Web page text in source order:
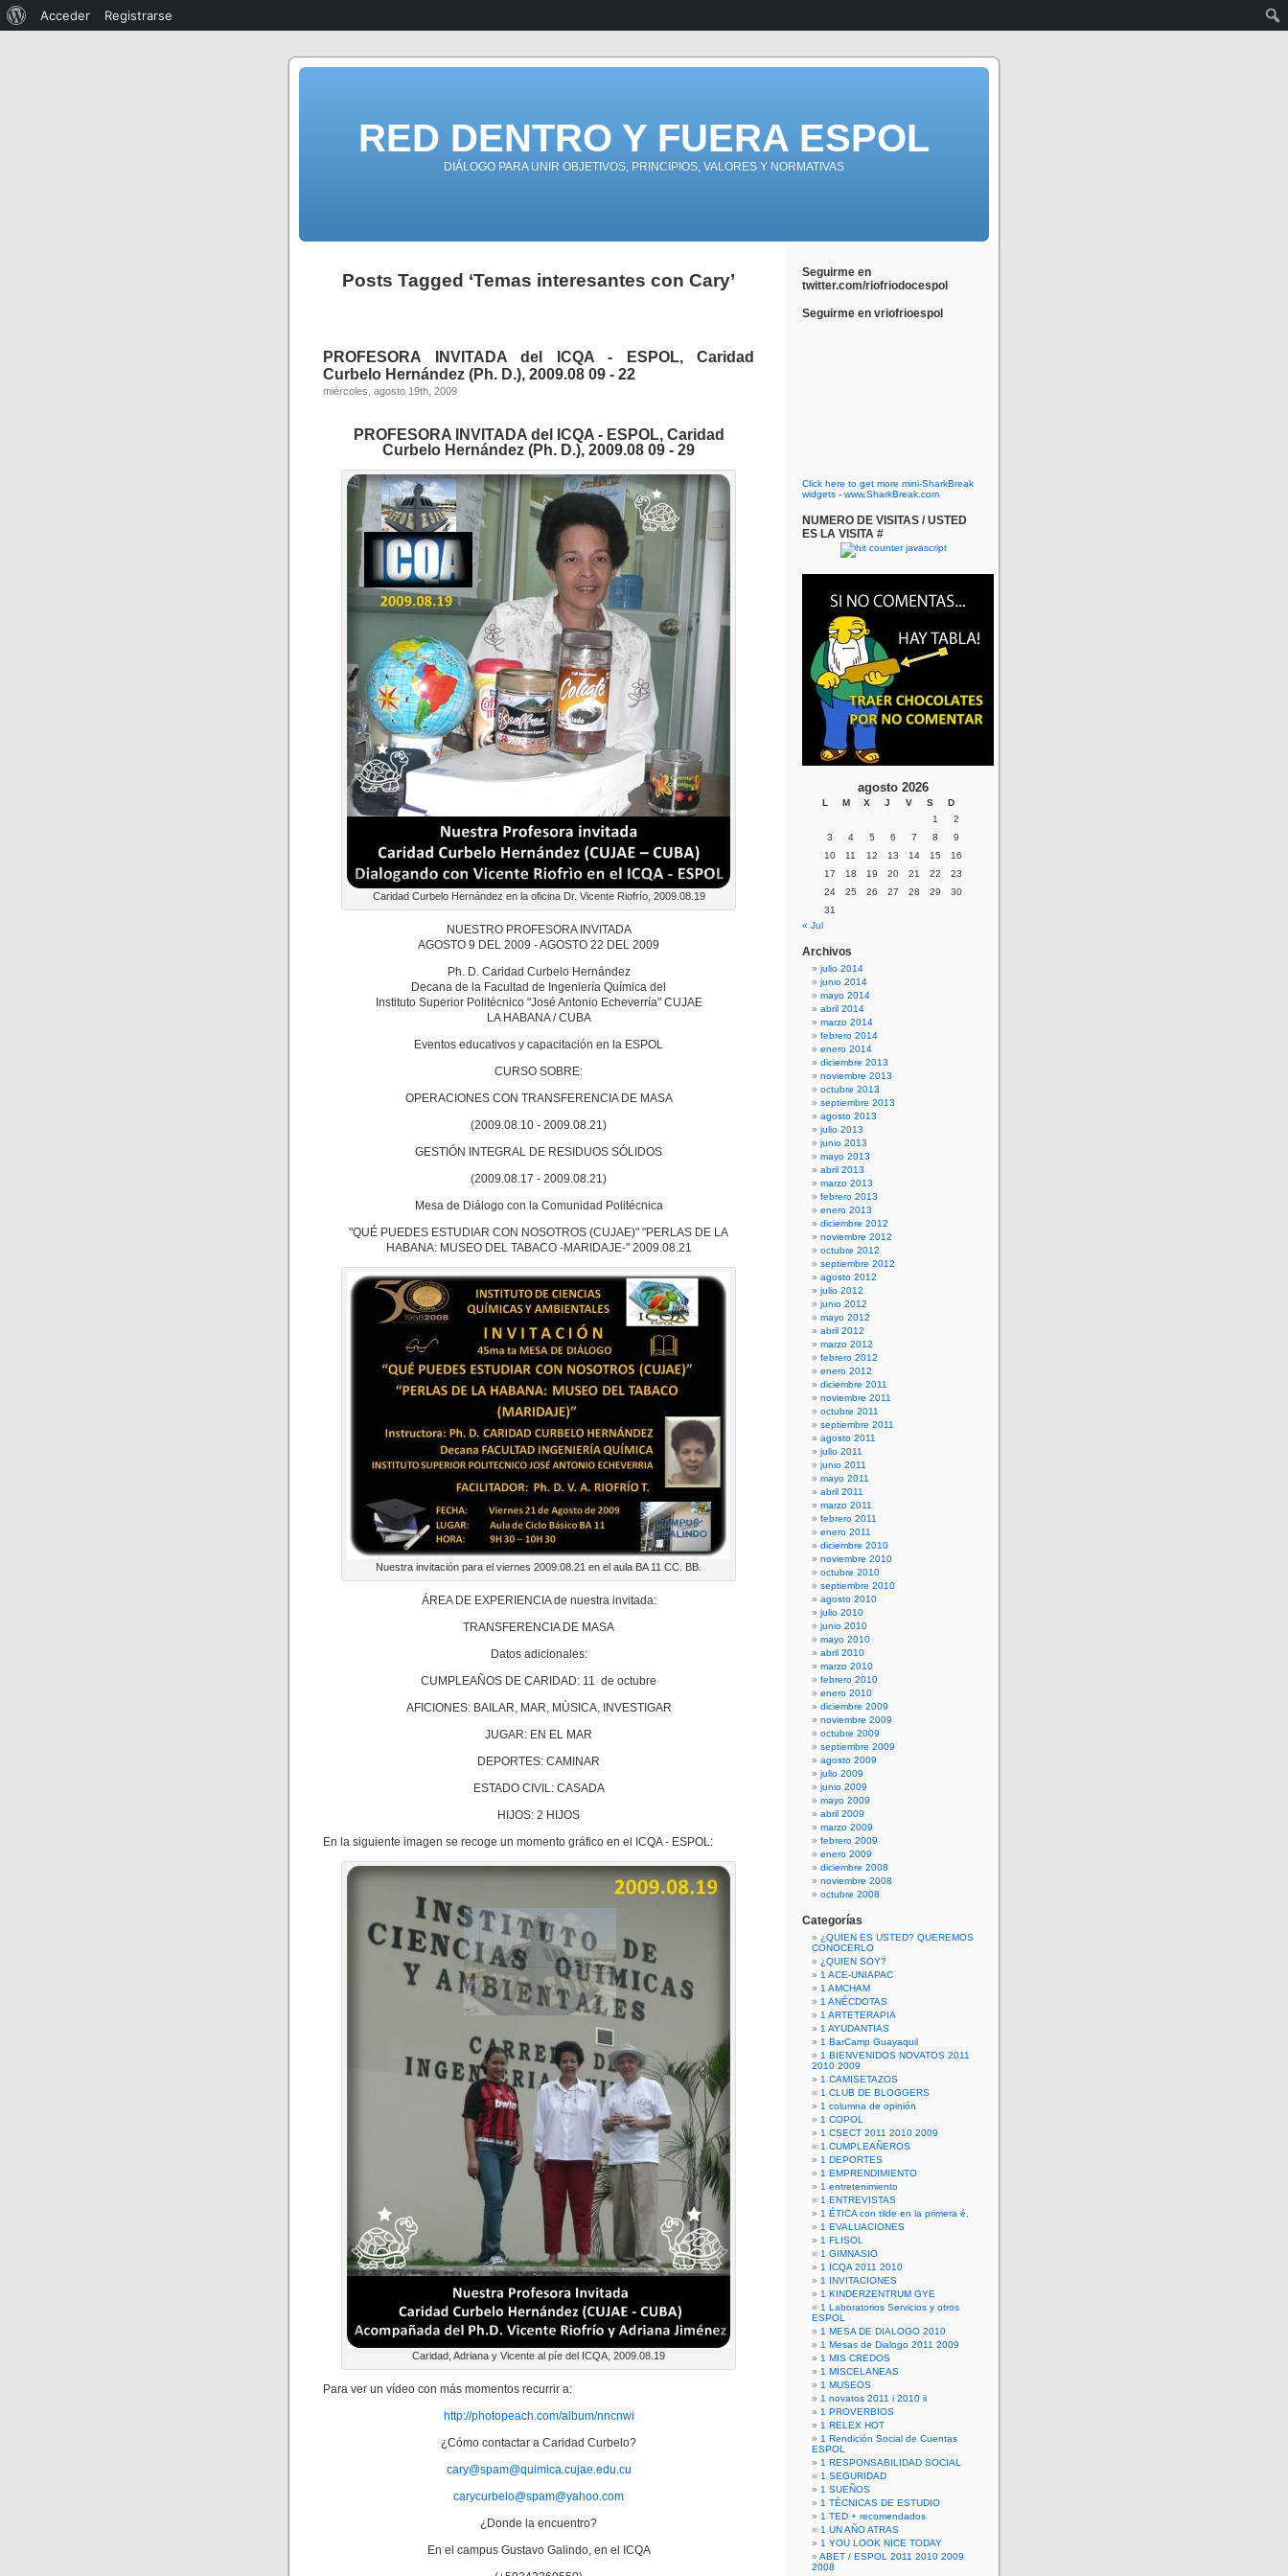
RED DENTRO Y FUERA ESPOL
DIÁLOGO PARA UNIR OBJETIVOS, PRINCIPIOS, VALORES Y NORMATIVAS
Posts Tagged ‘Temas interesantes con Cary’
PROFESORA INVITADA del ICQA - ESPOL, Caridad
Curbelo Hernández (Ph. D.), 2009.08 09 - 22
miércoles, agosto 19th, 2009
PROFESORA INVITADA del ICQA - ESPOL, Caridad
Curbelo Hernández (Ph. D.), 2009.08 09 - 29
Caridad Curbelo Hernández en la oficina Dr. Vicente Riofrío, 2009.08.19
NUESTRO PROFESORA INVITADA
AGOSTO 9 DEL 2009 - AGOSTO 22 DEL 2009
Ph. D. Caridad Curbelo Hernández
Decana de la Facultad de Ingeniería Química del
Instituto Superior Politécnico "José Antonio Echeverría" CUJAE
LA HABANA / CUBA
Eventos educativos y capacitación en la ESPOL
CURSO SOBRE:
OPERACIONES CON TRANSFERENCIA DE MASA
(2009.08.10 - 2009.08.21)
GESTIÓN INTEGRAL DE RESIDUOS SÓLIDOS
(2009.08.17 - 2009.08.21)
Mesa de Diálogo con la Comunidad Politécnica
"QUÉ PUEDES ESTUDIAR CON NOSOTROS (CUJAE)" "PERLAS DE LA
HABANA: MUSEO DEL TABACO -MARIDAJE-" 2009.08.21
Nuestra invitación para el viernes 2009.08.21 en el aula BA 11 CC. BB.
ÁREA DE EXPERIENCIA de nuestra invitada:
TRANSFERENCIA DE MASA
Datos adicionales:
CUMPLEAÑOS DE CARIDAD: 11 de octubre
AFICIONES: BAILAR, MAR, MÙSICA, INVESTIGAR
JUGAR: EN EL MAR
DEPORTES: CAMINAR
ESTADO CIVIL: CASADA
HIJOS: 2 HIJOS
En la siguiente imagen se recoge un momento gráfico en el ICQA - ESPOL:
Caridad, Adriana y Vicente al píe del ICQA, 2009.08.19
Para ver un vídeo con más momentos recurrir a:
http://photopeach.com/album/nncnwi
¿Cómo contactar a Caridad Curbelo?
cary@spam@quimica.cujae.edu.cu
carycurbelo@spam@yahoo.com
¿Donde la encuentro?
En el campus Gustavo Galindo, en el ICQA
Seguirme en
twitter.com/riofriodocespol
Seguirme en vriofrioespol
Click here to get more mini-SharkBreak
widgets - www.SharkBreak.com
NUMERO DE VISITAS / USTED
ES LA VISITA #
agosto 2026
L M X J V S
D
1
2
3
4 5 6 7 8
9
10
11 12 13 14 15
16
17
18 19 20 21 22
23
24
25 26 27 28 29
30
31
« Jul
Archivos
julio 2014
junio 2014
mayo 2014
abril 2014
marzo 2014
febrero 2014
enero 2014
diciembre 2013
noviembre 2013
octubre 2013
septiembre 2013
agosto 2013
julio 2013
junio 2013
mayo 2013
abril 2013
marzo 2013
febrero 2013
enero 2013
diciembre 2012
noviembre 2012
octubre 2012
septiembre 2012
agosto 2012
julio 2012
junio 2012
mayo 2012
abril 2012
marzo 2012
febrero 2012
enero 2012
diciembre 2011
noviembre 2011
octubre 2011
septiembre 2011
agosto 2011
julio 2011
junio 2011
mayo 2011
abril 2011
marzo 2011
febrero 2011
enero 2011
diciembre 2010
noviembre 2010
octubre 2010
septiembre 2010
agosto 2010
julio 2010
junio 2010
mayo 2010
abril 2010
marzo 2010
febrero 2010
enero 2010
diciembre 2009
noviembre 2009
octubre 2009
septiembre 2009
agosto 2009
julio 2009
junio 2009
mayo 2009
abril 2009
marzo 2009
febrero 2009
enero 2009
diciembre 2008
noviembre 2008
octubre 2008
Categorías
¿QUIEN ES USTED? QUEREMOS
CONOCERLO
¿QUIEN SOY?
1 ACE-UNIAPAC
1 AMCHAM
1 ANÉCDOTAS
1 ARTETERAPIA
1 AYUDANTIAS
1 BarCamp Guayaquil
1 BIENVENIDOS NOVATOS 2011
2010 2009
1 CAMISETAZOS
1 CLUB DE BLOGGERS
1 columna de opinión
1 COPOL
1 CSECT 2011 2010 2009
1 CUMPLEAÑEROS
1 DEPORTES
1 EMPRENDIMIENTO
1 entretenimiento
1 ENTREVISTAS
1 ÉTICA con tilde en la primera é.
1 EVALUACIONES
1 FLISOL
1 GIMNASIO
1 ICQA 2011 2010
1 INVITACIONES
1 KINDERZENTRUM GYE
1 Laboratorios Servicios y otros
ESPOL
1 MESA DE DIALOGO 2010
1 Mesas de Dialogo 2011 2009
1 MIS CREDOS
1 MISCELANEAS
1 MUSEOS
1 novatos 2011 i 2010 ii
1 PROVERBIOS
1 RELEX HOT
1 Rendición Social de Cuentas
ESPOL
1 RESPONSABILIDAD SOCIAL
1 SEGURIDAD
1 SUEÑOS
1 TÉCNICAS DE ESTUDIO
1 TED + recomendados
1 UN AÑO ATRAS
1 YOU LOOK NICE TODAY
ABET / ESPOL 2011 2010 2009
2008
Acceder Registrarse